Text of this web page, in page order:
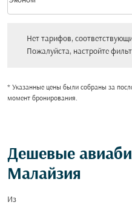
Класс option Эконом Selected
Нет тарифов,
Пожалуйста, настройте
* Указанные цены были собраны за
момент бронирования.
Дешевые
Малайзия
Из